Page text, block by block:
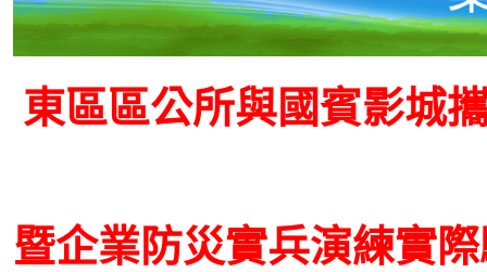
東區區公所與國賓影城
暨企業防災實兵演練實